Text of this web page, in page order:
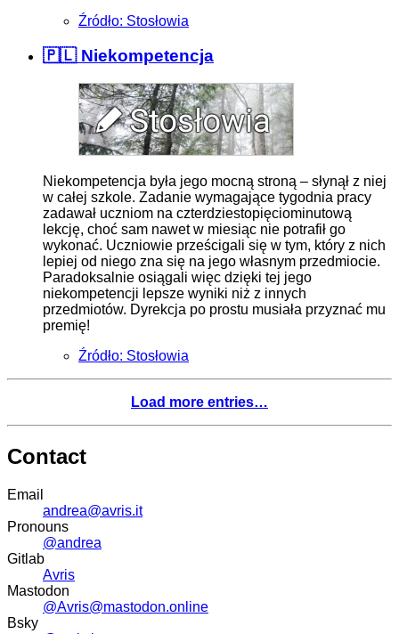
Źródło: Stosłowia
🇵🇱 Niekompetencja
Niekompetencja była jego mocną stroną – słynął z niej
w całej szkole. Zadanie wymagające tygodnia pracy
zadawał uczniom na czterdziestopięciominutową
lekcję, choć sam nawet w miesiąc nie potrafił go
wykonać. Uczniowie prześcigali się w tym, który z nich
lepiej od niego zna się na jego własnym przedmiocie.
Paradoksalnie osiągali więc dzięki tej jego
niekompetencji lepsze wyniki niż z innych
przedmiotów. Dyrekcja po prostu musiała przyznać mu
premię!
Źródło: Stosłowia
Load more entries…
Contact
Email
andrea@avris.it
Pronouns
@andrea
Gitlab
Avris
Mastodon
@Avris@mastodon.online
Bsky